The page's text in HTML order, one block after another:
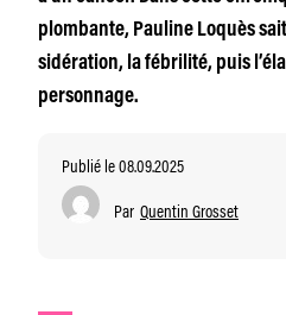
plombante, Pauline Loquès
sidération, la fébrilité, puis
personnage.
Publié le 08.09.2025
Par Quentin Grosset